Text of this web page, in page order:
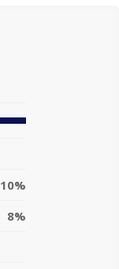
10%
8%